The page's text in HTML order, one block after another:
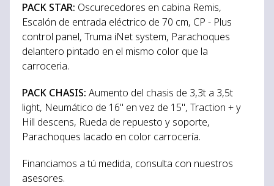
PACK STAR: Oscurecedores en cabina Remis,
Escalón de entrada eléctrico de 70 cm, CP - Plus
control panel, Truma iNet system, Parachoques
delantero pintado en el mismo color que la
carroceria.
PACK CHASIS: Aumento del chasis de 3,3t a 3,5t
light, Neumático de 16" en vez de 15", Traction + y
Hill descens, Rueda de repuesto y soporte,
Parachoques lacado en color carrocería.
Financiamos a tú medida, consulta con nuestros
asesores.